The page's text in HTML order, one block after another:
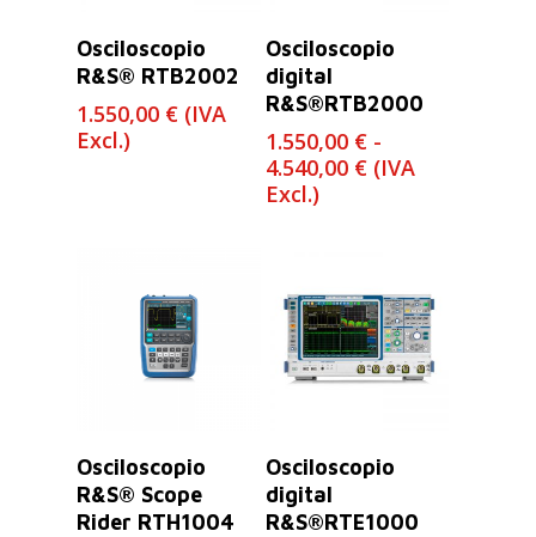
Osciloscopio
R&S® RTB2002
1.550,00 € (IVA
Excl.)
Seleccionar
Opciones
Osciloscopio
digital
R&S®RTB2000
1.550,00 € -
4.540,00 €Rango
hasta
4.540,00 €
(IVA
Excl.)
Leer Más
Osciloscopio
R&S® Scope
Rider RTH1004
Seleccionar
Opciones
Osciloscopio
digital
R&S®RTE1000